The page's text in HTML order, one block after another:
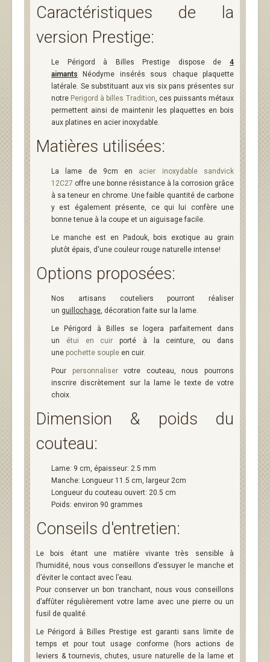
Caractéristiques de la
version Prestige:
Le Périgord à Billes Prestige dispose de 4
aimants Néodyme insérés sous chaque plaquette
latérale. Se substituant aux vis six pans présentes sur
notre Perigord à billes Tradition, ces puissants métaux
permettent ainsi de maintenir les plaquettes en bois
aux platines en acier inoxydable.
Matières utilisées:
La lame de 9cm en acier inoxydable sandvick
12C27 offre une bonne résistance à la corrosion grâce
à sa teneur en chrome. Une faible quantité de carbone
y est également présente, ce qui lui confère une
bonne tenue à la coupe et un aiguisage facile.
Le manche est en Padouk, bois exotique au grain
plutôt épais, d'une couleur rouge naturelle intense!
Options proposées:
Nos artisans couteliers pourront réaliser
un guillochage, décoration faite sur la lame.
Le Périgord à Billes se logera parfaitement dans
un étui en cuir porté à la ceinture, ou dans
une pochette souple en cuir.
Pour personnaliservotre couteau, nous pourrons
inscrire discrètement sur la lame le texte de votre
choix.
Dimension & poids du
couteau:
Lame: 9 cm, épaisseur: 2.5 mm
Manche: Longueur 11.5 cm, largeur 2cm
Longueur du couteau ouvert: 20.5 cm
Poids: environ 90 grammes
Conseils d'entretien:
Le bois étant une matière vivante très sensible à
l’humidité, nous vous conseillons d’essuyer le manche et
d’éviter le contact avec l’eau.
Pour conserver un bon tranchant, nous vous conseillons
d’affûter régulièrement votre lame avec une pierre ou un
fusil de qualité.
Le Périgord à Billes Prestige est garanti sans limite de
temps et pour tout usage conforme (hors actions de
leviers & tournevis, chutes, usure naturelle de la lame et